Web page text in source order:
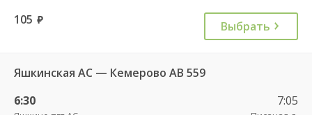
105 руб. Выбрать
Яшкинская АС — Кемерово АВ 559
6:30
7:05